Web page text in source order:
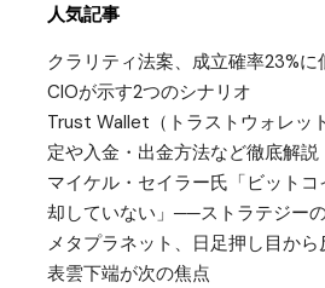
人気記事
クラリティ法案、成立確率23%
CIOが示す2つのシナリオ
Trust Wallet（トラストウォレッ
定や入金・出金方法など徹底解説
マイケル・セイラー氏「ビット
却していない」──ストラテジー
メタプラネット、日足押し目か
表雲下端が次の焦点